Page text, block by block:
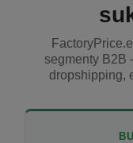
segmenty B2B
dropshipping,